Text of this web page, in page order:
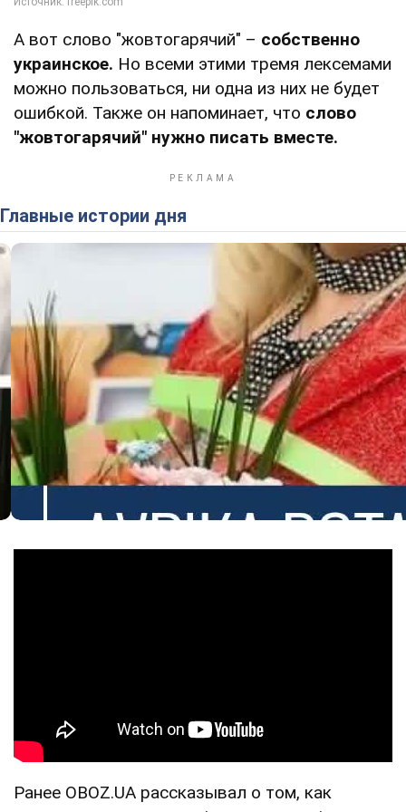
А вот слово "жовтогарячий" – собственно
украинское. Но всеми этими тремя лексемами
можно пользоваться, ни одна из них не будет
ошибкой. Также он напоминает, что слово
"жовтогарячий" нужно писать вместе.
Главные истории дня
Ранее OBOZ.UA рассказывал о том, как